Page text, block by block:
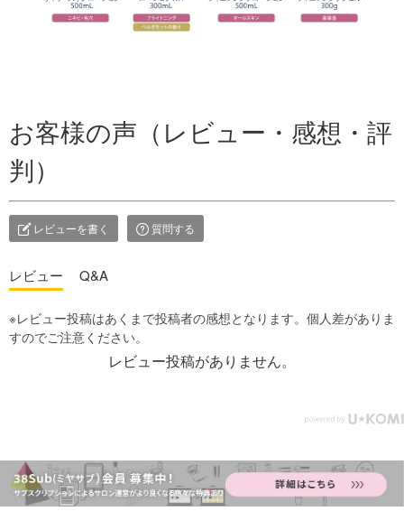
お客様の声（レビュー・感想・評
判）
レビューを書く 質問する
レビュー Q&A
レビュー投稿がありません。